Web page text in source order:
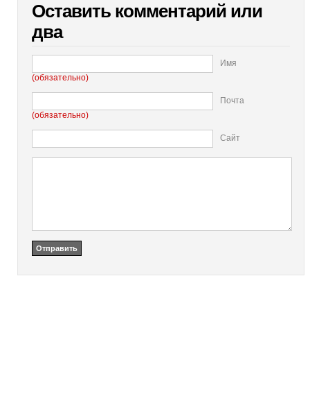
Оставить комментарий или
два
Имя
(обязательно)
Почта
(обязательно)
Сайт